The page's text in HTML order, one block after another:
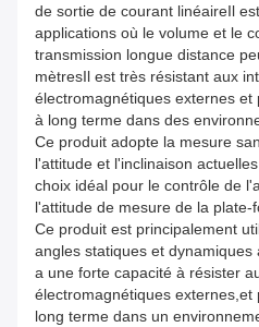
de sortie de courant linéaireIl
applications où le volume et le
transmission longue distance
mètresIl est très résistant aux
électromagnétiques externes
à long terme dans des
Ce produit adopte la mesure
l'attitude et l'inclinaison
choix idéal pour le contrôle de
l'attitude de mesure de la plate-
Ce produit est principalement
angles statiques et
a une forte capacité à résister
électromagnétiques
long terme dans un